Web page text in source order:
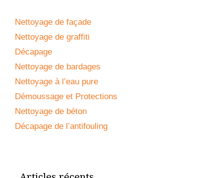
Nettoyage de façade
Nettoyage de graffiti
Décapage
Nettoyage de bardages
Nettoyage à l’eau pure
Démoussage et Protections
Nettoyage de béton
Décapage de l’antifouling